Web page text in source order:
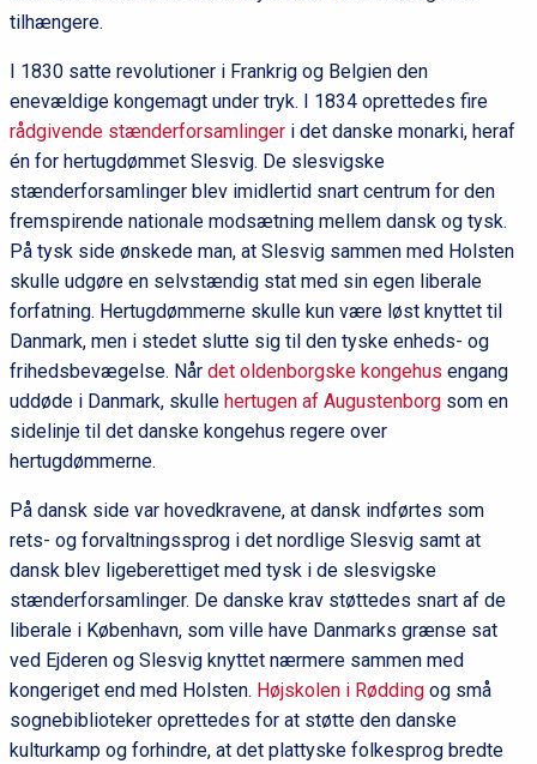
tilhængere.
I 1830 satte revolutioner i Frankrig og Belgien den
enevældige kongemagt under tryk. I 1834 oprettedes fire
rådgivende stænderforsamlingeri det danske monarki, heraf
én for hertugdømmet Slesvig. De slesvigske
stænderforsamlinger blev imidlertid snart centrum for den
fremspirende nationale modsætning mellem dansk og tysk.
På tysk side ønskede man, at Slesvig sammen med Holsten
skulle udgøre en selvstændig stat med sin egen liberale
forfatning. Hertugdømmerne skulle kun være løst knyttet til
Danmark, men i stedet slutte sig til den tyske enheds- og
frihedsbevægelse. Når det oldenborgske kongehus engang
uddøde i Danmark, skulle hertugen af Augustenborgsom en
sidelinje til det danske kongehus regere over
hertugdømmerne.
På dansk side var hovedkravene, at dansk indførtes som
rets- og forvaltningssprog i det nordlige Slesvig samt at
dansk blev ligeberettiget med tysk i de slesvigske
stænderforsamlinger. De danske krav støttedes snart af de
liberale i København, som ville have Danmarks grænse sat
ved Ejderen og Slesvig knyttet nærmere sammen med
kongeriget end med Holsten. Højskolen i Røddingog små
sognebiblioteker oprettedes for at støtte den danske
kulturkamp og forhindre, at det plattyske folkesprog bredte